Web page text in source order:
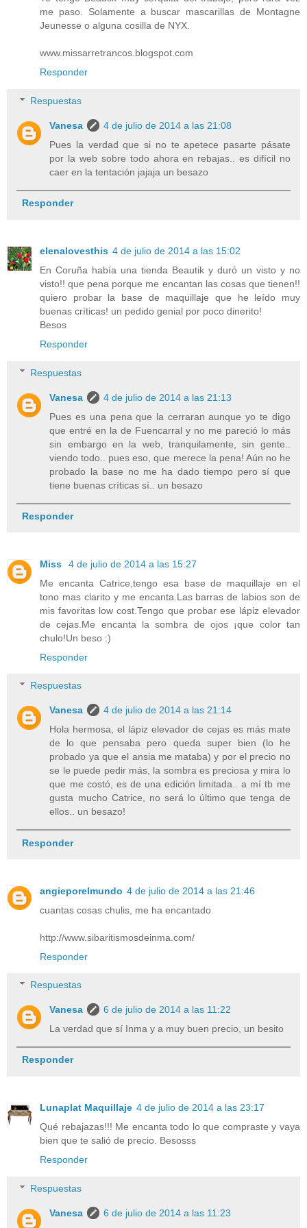
me paso. Solamente a buscar mascarillas de Montagne
Jeunesse o alguna cosilla de NYX.
www.missarretrancos.blogspot.com
Responder
Respuestas
Vanesa
4 de julio de 2014 a las 21:08
Pues la verdad que si no te apetece pasarte pásate
por la web sobre todo ahora en rebajas.. es difícil no
caer en la tentación jajaja un besazo
Responder
elenalovesthis 4 de julio de 2014 a las 15:02
En Coruña había una tienda Beautik y duró un visto y no
visto!! que pena porque me encantan las cosas que tienen!!
quiero probar la base de maquillaje que he leído muy
buenas críticas! un pedido genial por poco dinerito!
Besos
Responder
Respuestas
Vanesa
4 de julio de 2014 a las 21:13
Pues es una pena que la cerraran aunque yo te digo
que entré en la de Fuencarral y no me pareció lo más
sin embargo en la web, tranquilamente, sin gente..
viendo todo.. pues eso, que merece la pena! Aún no he
probado la base no me ha dado tiempo pero sí que
tiene buenas críticas sí.. un besazo
Responder
Miss
4 de julio de 2014 a las 15:27
Me encanta Catrice,tengo esa base de maquillaje en el
tono mas clarito y me encanta.Las barras de labios son de
mis favoritas low cost.Tengo que probar ese lápiz elevador
de cejas.Me encanta la sombra de ojos ¡que color tan
chulo!Un beso :)
Responder
Respuestas
Vanesa
4 de julio de 2014 a las 21:14
Hola hermosa, el lápiz elevador de cejas es más mate
de lo que pensaba pero queda super bien (lo he
probado ya que el ansia me mataba) y por el precio no
se le puede pedir más, la sombra es preciosa y mira lo
que me costó, es de una edición limitada.. a mí tb me
gusta mucho Catrice, no será lo último que tenga de
ellos.. un besazo!
Responder
angieporelmundo 4 de julio de 2014 a las 21:46
cuantas cosas chulis, me ha encantado
http://www.sibaritismosdeinma.com/
Responder
Respuestas
Vanesa
6 de julio de 2014 a las 11:22
La verdad que sí Inma y a muy buen precio, un besito
Responder
Lunaplat Maquillaje 4 de julio de 2014 a las 23:17
Qué rebajazas!!! Me encanta todo lo que compraste y vaya
bien que te salió de precio. Besosss
Responder
Respuestas
Vanesa
6 de julio de 2014 a las 11:23